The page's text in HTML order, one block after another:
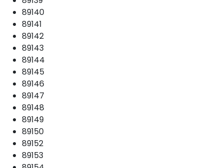
89140
89141
89142
89143
89144
89145
89146
89147
89148
89149
89150
89152
89153